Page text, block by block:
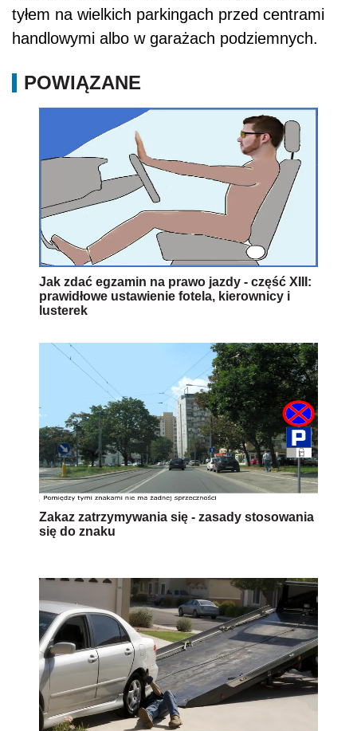
tyłem na wielkich parkingach przed centrami
handlowymi albo w garażach podziemnych.
POWIĄZANE
Jak zdać egzamin na prawo jazdy - część XIII:
prawidłowe ustawienie fotela, kierownicy i
lusterek
Zakaz zatrzymywania się - zasady stosowania
się do znaku